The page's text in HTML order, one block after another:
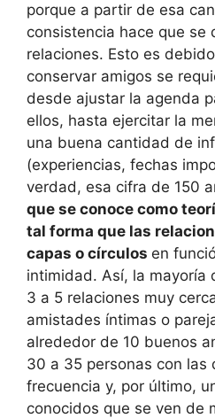
porque a partir de esa
consistencia hace que se
relaciones. Esto es
conservar amigos se
desde ajustar la agenda
ellos, hasta ejercitar la
una buena cantidad de
(experiencias, fechas
verdad, esa cifra de 150
que se conoce como
tal forma que las
capas o círculos en
intimidad. Así, la mayoría
3 a 5 relaciones muy
amistades íntimas o
alrededor de 10 buenos
30 a 35 personas con las
frecuencia y, por último,
conocidos que se ven de